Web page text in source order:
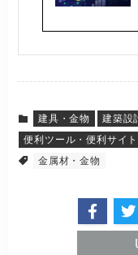
建具・金物
建築設
便利ツール・便利サイト
金属材・金物